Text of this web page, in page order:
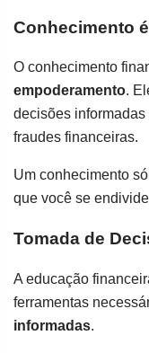
Conhecimento
O conhecimento
empoderamento.
decisões
fraudes financeiras.
Um conhecimento
que você se
Tomada de
A educação
ferramentas
informadas.